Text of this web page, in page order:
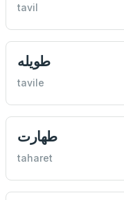
tavil
طويله
tavile
طهارت
taharet